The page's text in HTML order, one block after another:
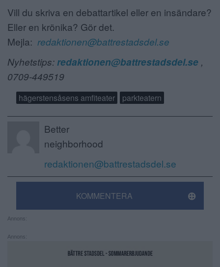
Vill du skriva en debattartikel eller en insändare?
Eller en krönika? Gör det.
Mejla: redaktionen@battrestadsdel.se
Nyhetstips:redaktionen@battrestadsdel.se ,
0709-449519
hägerstensåsens amfiteater parkteatern
Better
neighborhood
redaktionen@battrestadsdel.se
KOMMENTERA
Annons:
Annons: